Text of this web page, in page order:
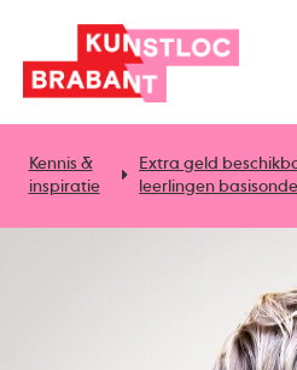
Kennis &
inspiratie
Extra geld
leerlingen